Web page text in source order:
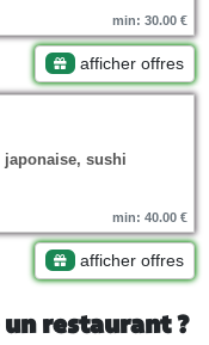
min: 30.00 €
afficher offres
sushi
min: 40.00 €
afficher offres
restaurant ?